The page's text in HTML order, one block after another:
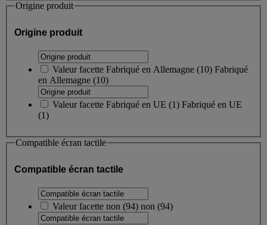
Origine produit
Origine produit
Valeur facette Fabriqué en Allemagne (10) Fabriqué
en Allemagne (10)
Valeur facette Fabriqué en UE (1) Fabriqué en UE
(1)
Compatible écran tactile
Compatible écran tactile
Valeur facette non (94) non (94)